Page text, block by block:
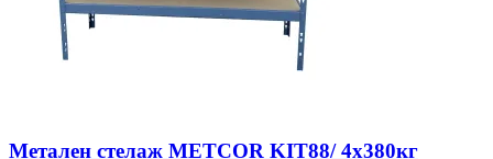
Метален стелаж METCOR KIT88/ 4x380кг